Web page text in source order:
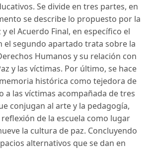
Se divide en tres partes, en
se describe lo propuesto por la
y el Acuerdo Final, en específico el
el segundo apartado trata sobre la
Humanos y su relación con
y las víctimas. Por último, se hace
histórica como tejedora de
a las víctimas acompañada de tres
conjugan al arte y la pedagogía,
de la escuela como lugar
la cultura de paz. Concluyendo
alternativos que se dan en